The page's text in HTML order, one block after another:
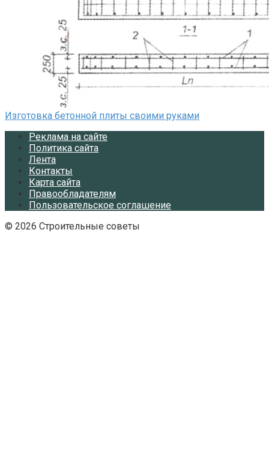
Изготовка бетонной плиты своими руками
Реклама на сайте
Политика сайта
Лента
Контакты
Карта сайта
Правообладателям
Пользовательское соглашение
© 2026 Строительные советы